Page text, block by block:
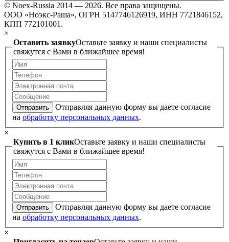
© Noex-Russia 2014 — 2026. Все права защищены.
ООО «Ноэкс-Раша», ОГРН 5147746126919, ИНН 7721846152,
КПП 772101001.
×
Оставить заявкуОставьте заявку и наши специалисты
свяжутся с Вами в ближайшее время!
Отправить
Отправляя данную форму вы даете согласие
на обработку персональных данных.
×
Купить в 1 кликОставьте заявку и наши специалисты
свяжутся с Вами в ближайшее время!
Отправить
Отправляя данную форму вы даете согласие
на обработку персональных данных.
×